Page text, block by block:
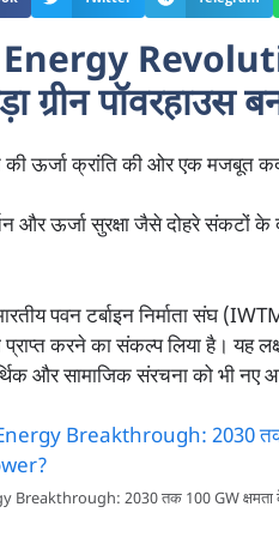
ग्रीन पॉवरहाउस
की ऊर्जा क्रांति की ओर एक मजबूत
और ऊर्जा सुरक्षा जैसे दोहरे संकटों के
पवन टर्बाइन निर्माता संघ
प्राप्त करने का संकल्प लिया है। यह
और सामाजिक संरचना को भी नए
Breakthrough: 2030 तक 100 GW क्षमता